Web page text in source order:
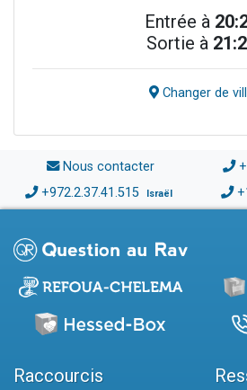
Entrée à
Sortie à
Changer de
Nous contacter
+972.2.37.41.515 Israël
Raccourcis